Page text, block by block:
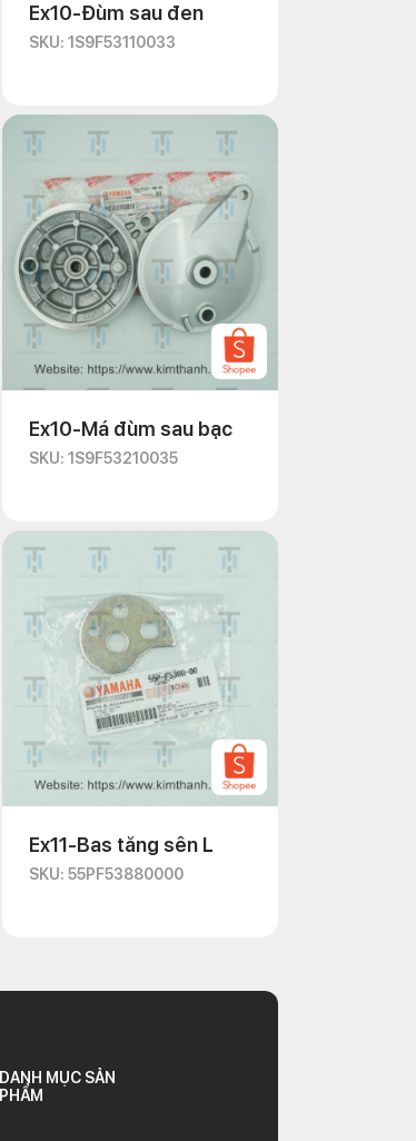
Ex10-Đùm sau đen
SKU: 1S9F53110033
Ex10-Má đùm sau bạc
SKU: 1S9F53210035
Ex11-Bas tăng sên L
SKU: 55PF53880000
DANH MỤC SẢN
PHẨM